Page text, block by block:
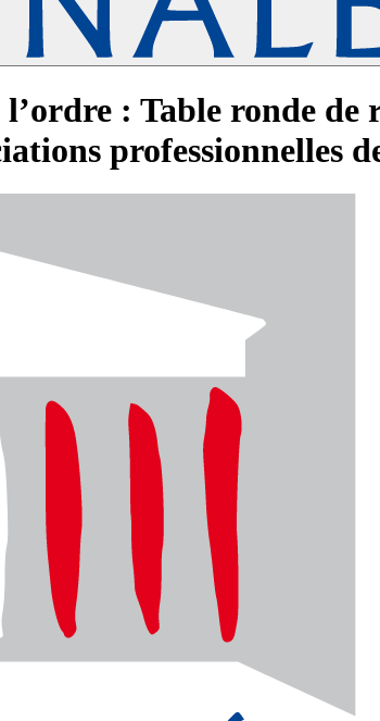
: Table ronde de
professionnelles